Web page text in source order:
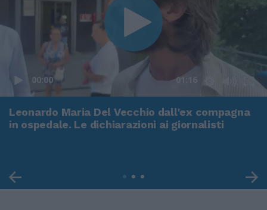
00:00 01:16
Leonardo Maria Del Vecchio dall'ex compagna
in ospedale. Le dichiarazioni ai giornalisti